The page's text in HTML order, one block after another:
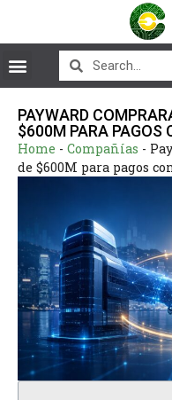
PAYWARD
$600M PARA PAGOS
Home - Compañías -
de $600M para pagos